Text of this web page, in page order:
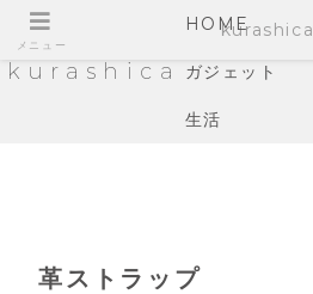
kurashica
HOME
ガジェット
生活
革ストラップ
メニュー
kurashica